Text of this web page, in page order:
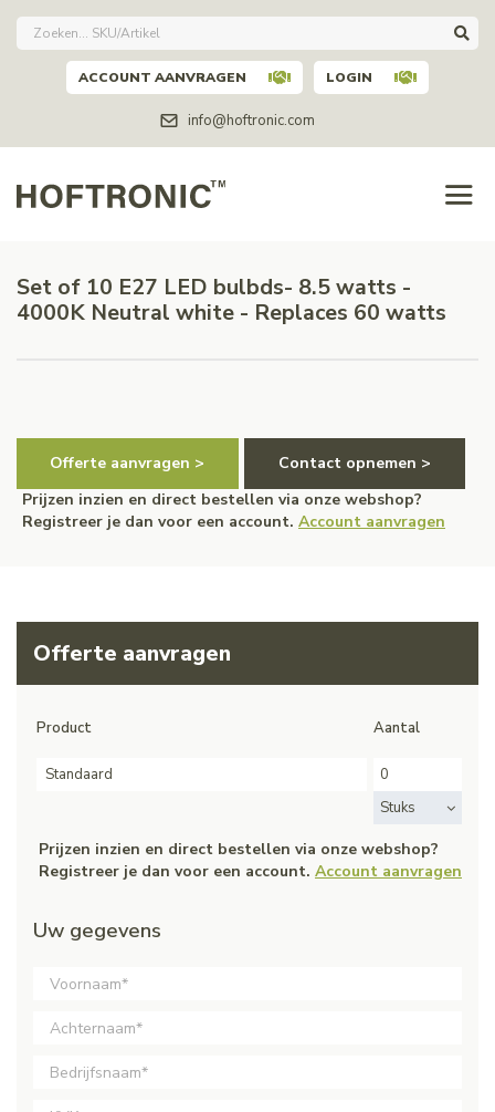
info@hoftronic.com
ACCOUNT AANVRAGEN LOGIN
Set of 10 E27 LED bulbds- 8.5 watts -
4000K Neutral white - Replaces 60 watts
Offerte aanvragen >
Contact opnemen >
Prijzen inzien en direct bestellen via onze webshop?
Registreer je dan voor een account. Account aanvragen
Offerte aanvragen
Product Aantal
Standaard
Stuks
Prijzen inzien en direct bestellen via onze webshop?
Registreer je dan voor een account. Account aanvragen
Uw gegevens